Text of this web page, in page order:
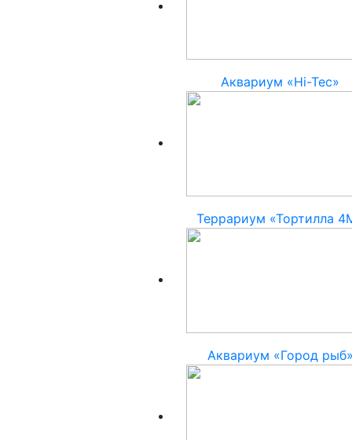
Аквариум «Hi-Tec»
Террариум «Тортилла
Аквариум «Город